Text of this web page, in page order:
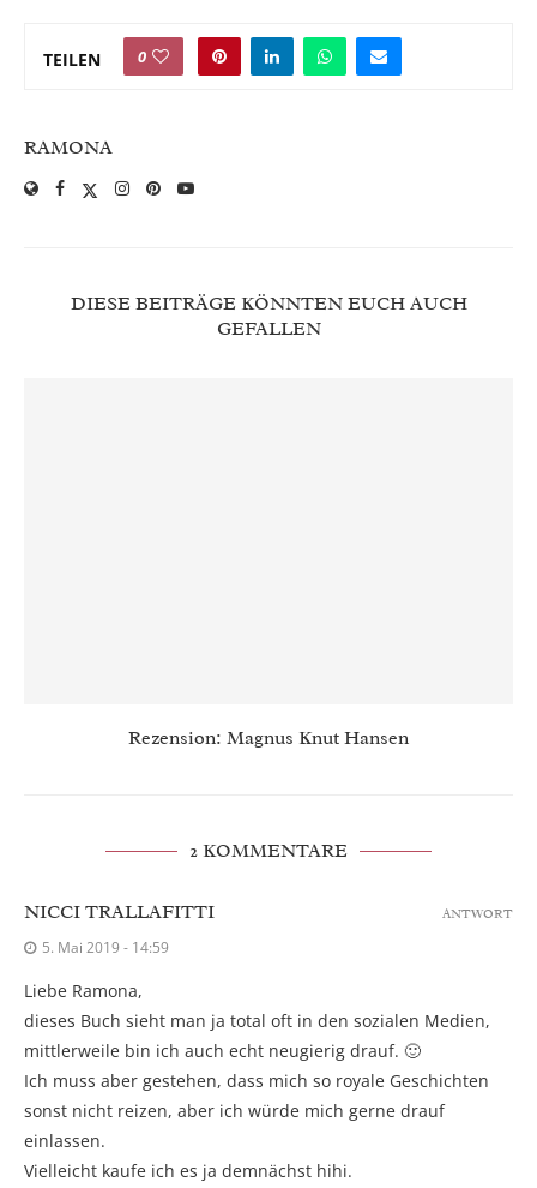
TEILEN 0
RAMONA
DIESE BEITRÄGE KÖNNTEN EUCH AUCH
GEFALLEN
Rezension: Magnus Knut Hansen
2 KOMMENTARE
NICCI TRALLAFITTI
5. Mai 2019 - 14:59
Liebe Ramona,
dieses Buch sieht man ja total oft in den sozialen Medien,
mittlerweile bin ich auch echt neugierig drauf. 🙂
Ich muss aber gestehen, dass mich so royale Geschichten
sonst nicht reizen, aber ich würde mich gerne drauf
einlassen.
Vielleicht kaufe ich es ja demnächst hihi.
ANTWORT